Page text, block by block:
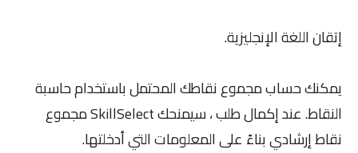
إتقان اللغة الإنجليزية.
يمكنك حساب مجموع نقاطك المحتمل باستخدام حاسبة
النقاط. عند إكمال طلب ، سيمنحك SkillSelect مجموع
نقاط إرشادي بناءً على المعلومات التي أدخلتها.